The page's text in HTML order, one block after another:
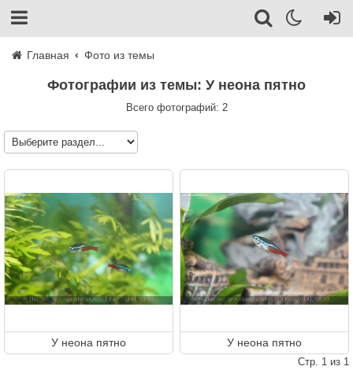
Главная Фото из темы
Фотографии из темы: У неона пятно
Всего фотографий: 2
У неона пятно У неона пятно
Стр. 1 из 1